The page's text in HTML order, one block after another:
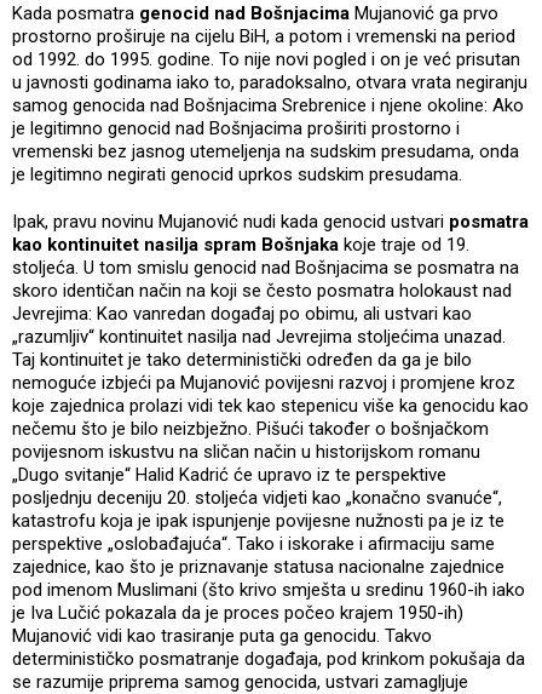
Kada posmatra genocid nad Bošnjacima Mujanović ga prvo
prostorno proširuje na cijelu BiH, a potom i vremenski na period
od 1992. do 1995. godine. To nije novi pogled i on je već prisutan
u javnosti godinama iako to, paradoksalno, otvara vrata negiranju
samog genocida nad Bošnjacima Srebrenice i njene okoline: Ako
je legitimno genocid nad Bošnjacima proširiti prostorno i
vremenski bez jasnog utemeljenja na sudskim presudama, onda
je legitimno negirati genocid uprkos sudskim presudama.
Ipak, pravu novinu Mujanović nudi kada genocid ustvari posmatra
kao kontinuitet nasilja spram Bošnjaka koje traje od 19.
stoljeća. U tom smislu genocid nad Bošnjacima se posmatra na
skoro identičan način na koji se često posmatra holokaust nad
Jevrejima: Kao vanredan događaj po obimu, ali ustvari kao
„razumljiv“ kontinuitet nasilja nad Jevrejima stoljećima unazad.
Taj kontinuitet je tako deterministički određen da ga je bilo
nemoguće izbjeći pa Mujanović povijesni razvoj i promjene kroz
koje zajednica prolazi vidi tek kao stepenicu više ka genocidu kao
nečemu što je bilo neizbježno. Pišući također o bošnjačkom
povijesnom iskustvu na sličan način u historijskom romanu
„Dugo svitanje“ Halid Kadrić će upravo iz te perspektive
posljednju deceniju 20. stoljeća vidjeti kao „konačno svanuće“,
katastrofu koja je ipak ispunjenje povijesne nužnosti pa je iz te
perspektive „oslobađajuća“. Tako i iskorake i afirmaciju same
zajednice, kao što je priznavanje statusa nacionalne zajednice
pod imenom Muslimani (što krivo smješta u sredinu 1960-ih iako
je Iva Lučić pokazala da je proces počeo krajem 1950-ih)
Mujanović vidi kao trasiranje puta ga genocidu. Takvo
determinističko posmatranje događaja, pod krinkom pokušaja da
se razumije priprema samog genocida, ustvari zamagljuje